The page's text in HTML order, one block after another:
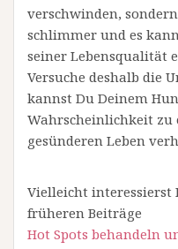
verschwinden,
schlimmer und es
seiner Lebensqualität
Versuche deshalb die
kannst Du Deinem
Wahrscheinlichkeit zu
gesünderen Leben
Vielleicht interessierst
früheren Beiträge
Hot Spots behandeln